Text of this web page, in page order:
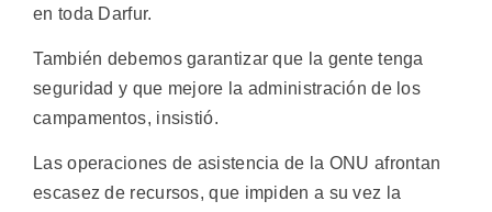
en toda Darfur.
También debemos garantizar que la gente tenga
seguridad y que mejore la administración de los
campamentos, insistió.
Las operaciones de asistencia de la ONU afrontan
escasez de recursos, que impiden a su vez la